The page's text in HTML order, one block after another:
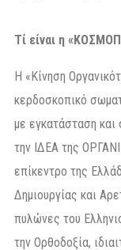
Τί είναι η
Η «Κίνηση
κερδοσκοπικό
με εγκατάσταση και
την ΙΔΕΑ της
επίκεντρο της
Δημιουργίας και
πυλώνες του
την Ορθοδοξία,